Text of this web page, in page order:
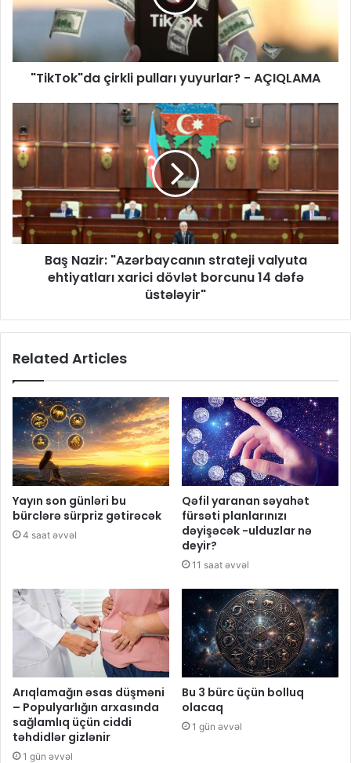
"TikTok"da çirkli pulları yuyurlar? - AÇIQLAMA
Baş Nazir: "Azərbaycanın strateji valyuta
ehtiyatları xarici dövlət borcunu 14 dəfə
üstələyir"
Related Articles
Yayın son günləri bu
bürclərə sürpriz gətirəcək
4 saat əvvəl
Qəfil yaranan səyahət
fürsəti planlarınızı
dəyişəcək -ulduzlar nə
deyir?
11 saat əvvəl
Arıqlamağın əsas düşməni
– Populyarlığın arxasında
sağlamlıq üçün ciddi
təhdidlər gizlənir
1 gün əvvəl
Bu 3 bürc üçün bolluq
olacaq
1 gün əvvəl